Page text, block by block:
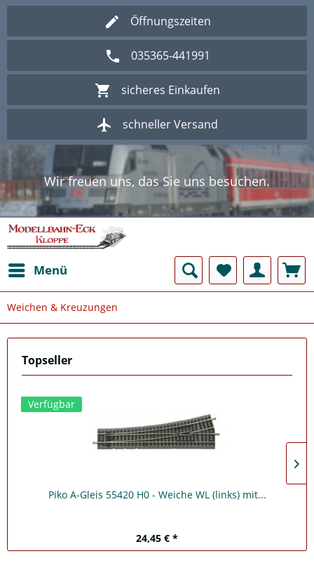
Öffnungszeiten
035365-441991
sicheres Einkaufen
schneller Versand
Wir freuen uns, das Sie uns besuchen.
Herzlich Willkommen im Onlineshop
Modellbahn - Eck Kloppe.
Wir freuen uns, das Sie uns besuchen.
Herzlich Willkommen im Onlineshop
Modellbahn - Eck Kloppe.
Menü
Weichen & Kreuzungen
Topseller
Verfügbar
Piko A-Gleis 55420 H0 - Weiche WL (links) mit...
24,45 € *